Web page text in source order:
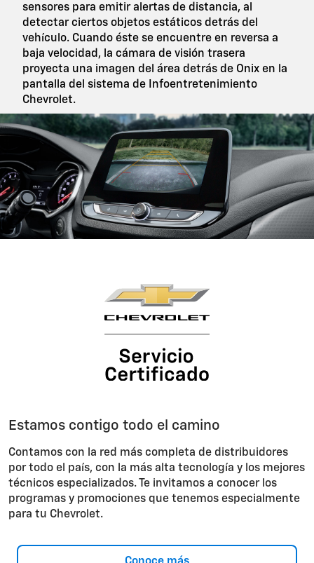
sensores para emitir alertas de distancia, al
detectar ciertos objetos estáticos detrás del
vehículo. Cuando éste se encuentre en reversa a
baja velocidad, la cámara de visión trasera
proyecta una imagen del área detrás de Onix en la
pantalla del sistema de Infoentretenimiento
Chevrolet.
Estamos contigo todo el camino
Contamos con la red más completa de distribuidores
por todo el país, con la más alta tecnología y los mejores
técnicos especializados. Te invitamos a conocer los
programas y promociones que tenemos especialmente
para tu Chevrolet.